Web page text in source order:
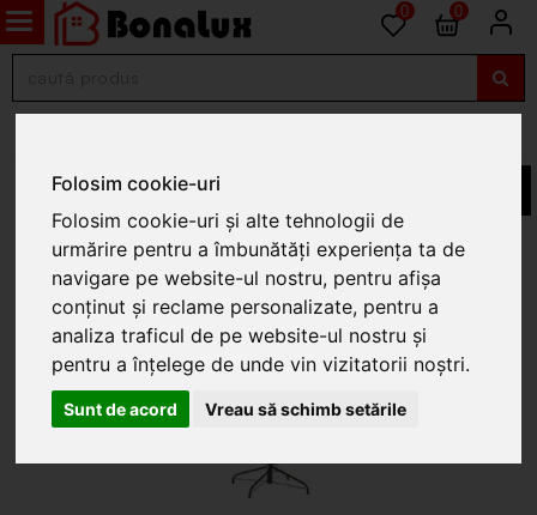
Folosim cookie-uri
Folosim cookie-uri și alte tehnologii de
urmărire pentru a îmbunătăți experiența ta de
navigare pe website-ul nostru, pentru afișa
conținut și reclame personalizate, pentru a
analiza traficul de pe website-ul nostru și
pentru a înțelege de unde vin vizitatorii noștri.
Sunt de acord Vreau să schimb setările
0 0